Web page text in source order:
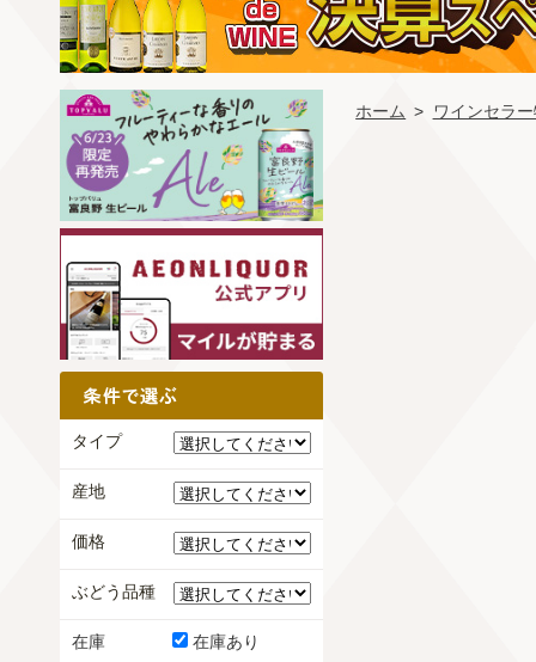
ホーム > ワインセラ
タイプ
産地
価格
ぶどう品種
在庫 在庫あり